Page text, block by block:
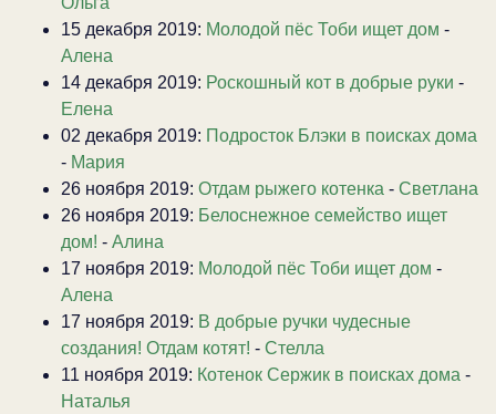
15 декабря 2019: Молодой пёс Тоби ищет дом -
Алена
14 декабря 2019: Роскошный кот в добрые руки -
Елена
02 декабря 2019: Подросток Блэки в поисках дома
- Мария
26 ноября 2019: Отдам рыжего котенка - Светлана
26 ноября 2019: Белоснежное семейство ищет
дом! - Алина
17 ноября 2019: Молодой пёс Тоби ищет дом -
Алена
17 ноября 2019: В добрые ручки чудесные
создания! Отдам котят! - Стелла
11 ноября 2019: Котенок Сержик в поисках дома -
Наталья